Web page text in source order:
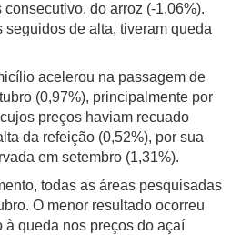
do arroz (-1,06%).
seguidos de alta, tiveram queda
acelerou na passagem de
(0,97%), principalmente por
preços haviam recuado
da refeição (0,52%), por sua
em setembro (1,31%).
todas as áreas pesquisadas
O menor resultado ocorreu
à queda nos preços do açaí